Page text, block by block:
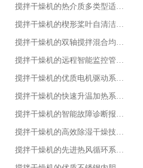
搅拌干燥机的热介质多类型适配性
搅拌干燥机的楔形桨叶自清洁功能
搅拌干燥机的双轴搅拌混合均匀性
搅拌干燥机的远程智能监控管理能力
搅拌干燥机的优质电机驱动系统稳定性
搅拌干燥机的快速升温加热系统优势
搅拌干燥机的智能故障诊断报警系统
搅拌干燥机的高效除湿干燥技术应用
搅拌干燥机的先进热风循环系统设计